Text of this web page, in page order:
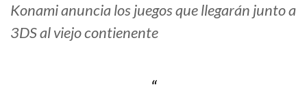
Konami anuncia los juegos que llegarán junto a
3DS al viejo contienente